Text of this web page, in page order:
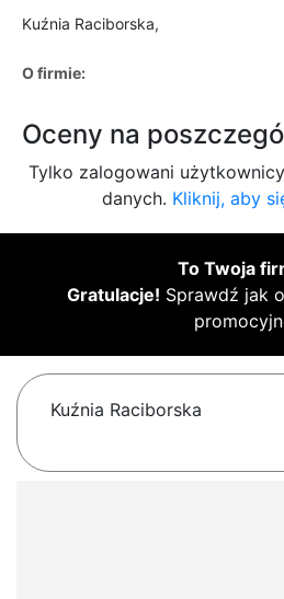
Kuźnia Raciborska,
O firmie:
Oceny na
Tylko zalogowani
danych. Kliknij, aby
To Twoja
Gratulacje! Sprawdź jak
Kuźnia Raciborska